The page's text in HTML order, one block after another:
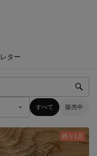
レター
すべて 販売中
残り1点